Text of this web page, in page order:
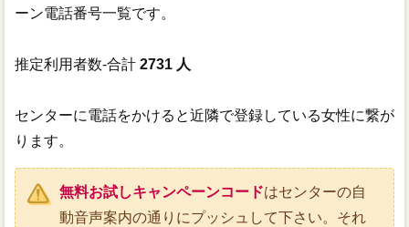
ーン電話番号一覧です。
推定利用者数-合計 2731 人
センターに電話をかけると近隣で登録している女性に繋が
ります。
無料お試しキャンペーンコードはセンターの自
動音声案内の通りにプッシュして下さい。それ